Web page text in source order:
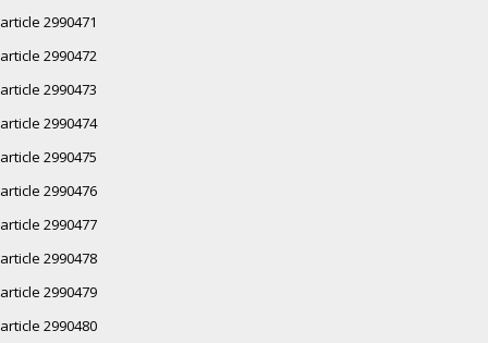
article 2990471
article 2990472
article 2990473
article 2990474
article 2990475
article 2990476
article 2990477
article 2990478
article 2990479
article 2990480